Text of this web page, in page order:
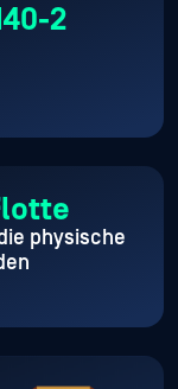
2
physische